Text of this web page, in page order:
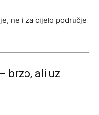
ne i za cijelo područje
brzo, ali uz